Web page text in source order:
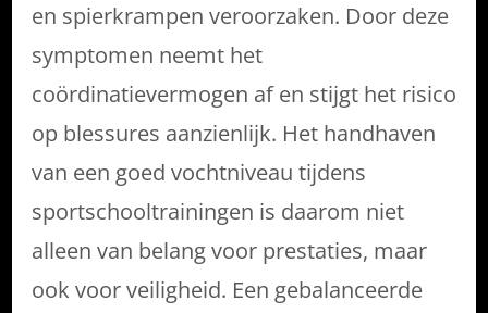
en spierkrampen veroorzaken. Door deze
symptomen neemt het
coördinatievermogen af en stijgt het risico
op blessures aanzienlijk. Het handhaven
van een goed vochtniveau tijdens
sportschooltrainingen is daarom niet
alleen van belang voor prestaties, maar
ook voor veiligheid. Een gebalanceerde